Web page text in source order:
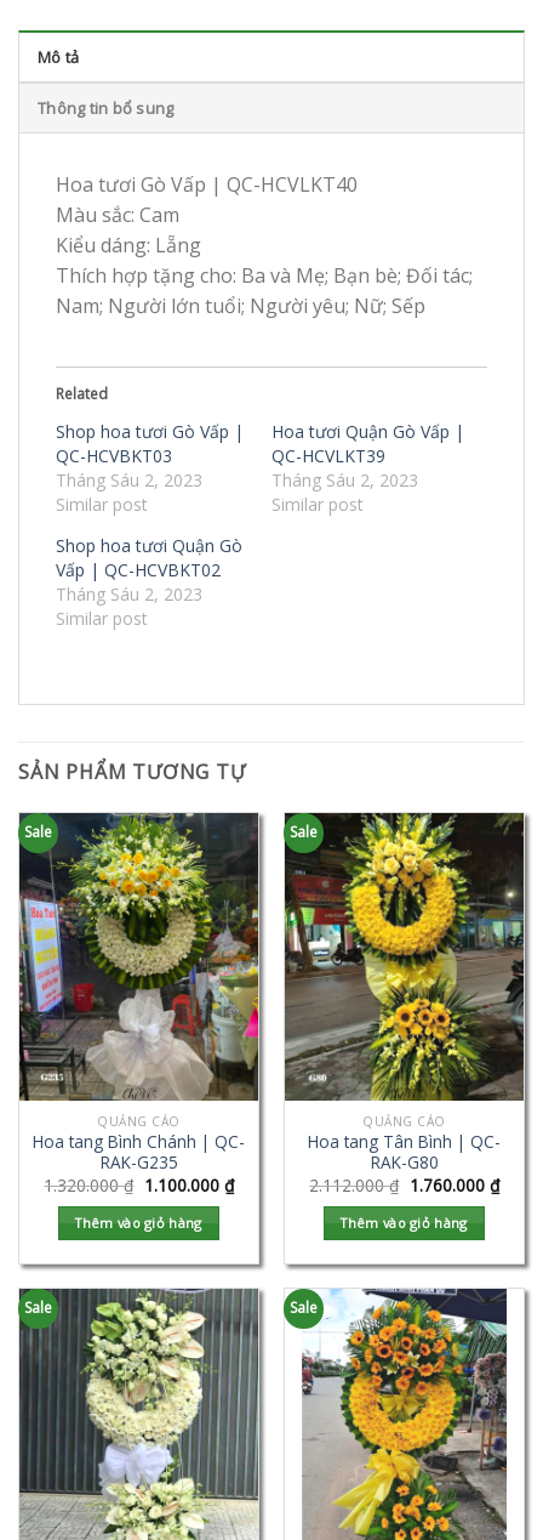
Mô tả
Thông tin bổ sung
Hoa tươi Gò Vấp | QC-HCVLKT40
Màu sắc: Cam
Kiểu dáng: Lẵng
Thích hợp tặng cho: Ba và Mẹ; Bạn bè; Đối tác;
Nam; Người lớn tuổi; Người yêu; Nữ; Sếp
Related
Shop hoa tươi Gò Vấp |
QC-HCVBKT03
Tháng Sáu 2, 2023
Similar post
Hoa tươi Quận Gò Vấp |
QC-HCVLKT39
Tháng Sáu 2, 2023
Similar post
Shop hoa tươi Quận Gò
Vấp | QC-HCVBKT02
Tháng Sáu 2, 2023
Similar post
SẢN PHẨM TƯƠNG TỰ
Sale
QUẢNG CÁO
Hoa tang Bình Chánh | QC-
RAK-G235
1.320.000₫ 1.100.000 ₫
Thêm vào giỏ hàng
Sale
QUẢNG CÁO
Hoa tang Tân Bình | QC-
RAK-G80
2.112.000₫ 1.760.000 ₫
Thêm vào giỏ hàng
Sale Sale